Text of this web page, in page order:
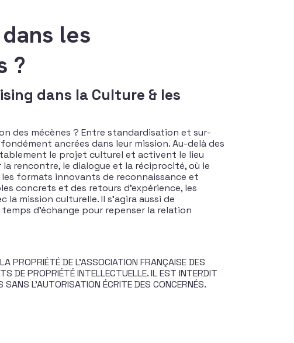
les
?
dans la Culture & les
des mécènes ? Entre standardisation et sur-
ancrées dans leur mission. Au-delà des
le projet culturel et activent le lieu
rencontre, le dialogue et la réciprocité, où le
formats innovants de reconnaissance et
concrets et des retours d’expérience, les
mission culturelle. Il s’agira aussi de
d’échange pour repenser la relation
PROPRIÉTÉ DE L’ASSOCIATION FRANÇAISE DES
DE PROPRIÉTÉ INTELLECTUELLE. IL EST INTERDIT
L’AUTORISATION ÉCRITE DES CONCERNÉS.